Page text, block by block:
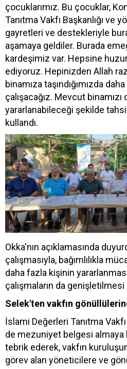
çocuklarımız. Bu çocuklar,
Tanıtma Vakfı Başkanlığı ve
gayretleri ve destekleriyle
aşamaya geldiler. Burada
kardeşimiz var. Hepsine
ediyoruz. Hepinizden Allah
binamıza taşındığımızda
çalışacağız. Mevcut binamızı
yararlanabileceği şekilde
kullandı.
Okka'nın açıklamasında
çalışmasıyla, bağımlılıkla
daha fazla kişinin
çalışmaların da
Selek'ten vakfın
İslami Değerleri Tanıtma
de mezuniyet belgesi almaya
tebrik ederek, vakfın
görev alan yöneticilere ve